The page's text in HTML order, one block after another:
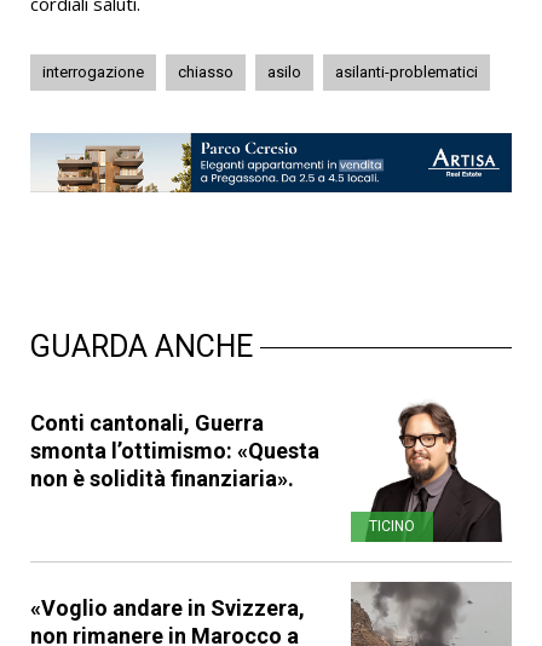
interrogazione chiasso asilo asilanti-problematici
GUARDA ANCHE
Conti cantonali, Guerra
smonta l’ottimismo: «Questa
non è solidità finanziaria».
TICINO
«Voglio andare in Svizzera,
non rimanere in Marocco a